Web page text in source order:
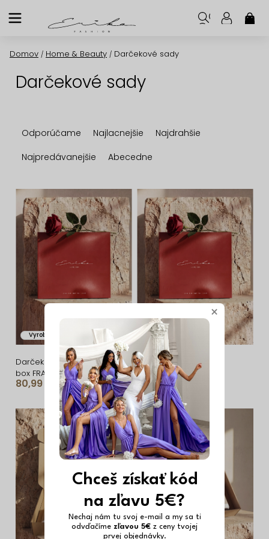
na
Domov / Home & Beauty / Darčekové sady
Darčekové sady
a
d
n
i
d
u
k
t
o
Odporúčame Najlacnejšie
Najdrahšie
Najpredávanejšie
Abecedne
V
ý
p
o
d
u
k
o
v
Vyrobené v ČR
Darčeková sada LOVE
box FRAGNANCE ROSÉE
80,99 €
Vyrobené v ČR
Darčeková sada LOVE
box FRAGNANCE
LAVANDÉE
80,99 €
×
Chceš získať kód
na zľavu 5€?
Nechaj nám tu svoj e-mail a my sa ti
odvďačíme zľavou 5€ z ceny tvojej
prvej objednávky.